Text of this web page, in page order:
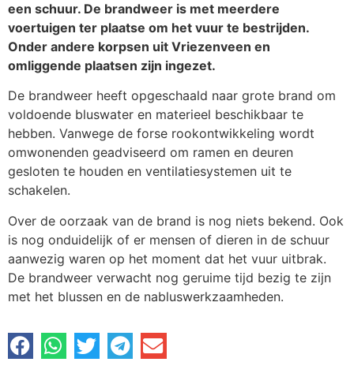
een schuur. De brandweer is met meerdere
voertuigen ter plaatse om het vuur te bestrijden.
Onder andere korpsen uit Vriezenveen en
omliggende plaatsen zijn ingezet.
De brandweer heeft opgeschaald naar grote brand om
voldoende bluswater en materieel beschikbaar te
hebben. Vanwege de forse rookontwikkeling wordt
omwonenden geadviseerd om ramen en deuren
gesloten te houden en ventilatiesystemen uit te
schakelen.
Over de oorzaak van de brand is nog niets bekend. Ook
is nog onduidelijk of er mensen of dieren in de schuur
aanwezig waren op het moment dat het vuur uitbrak.
De brandweer verwacht nog geruime tijd bezig te zijn
met het blussen en de nabluswerkzaamheden.